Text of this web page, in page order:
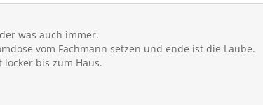
was auch immer.
vom Fachmann setzen und ende ist die Laube.
bis zum Haus.